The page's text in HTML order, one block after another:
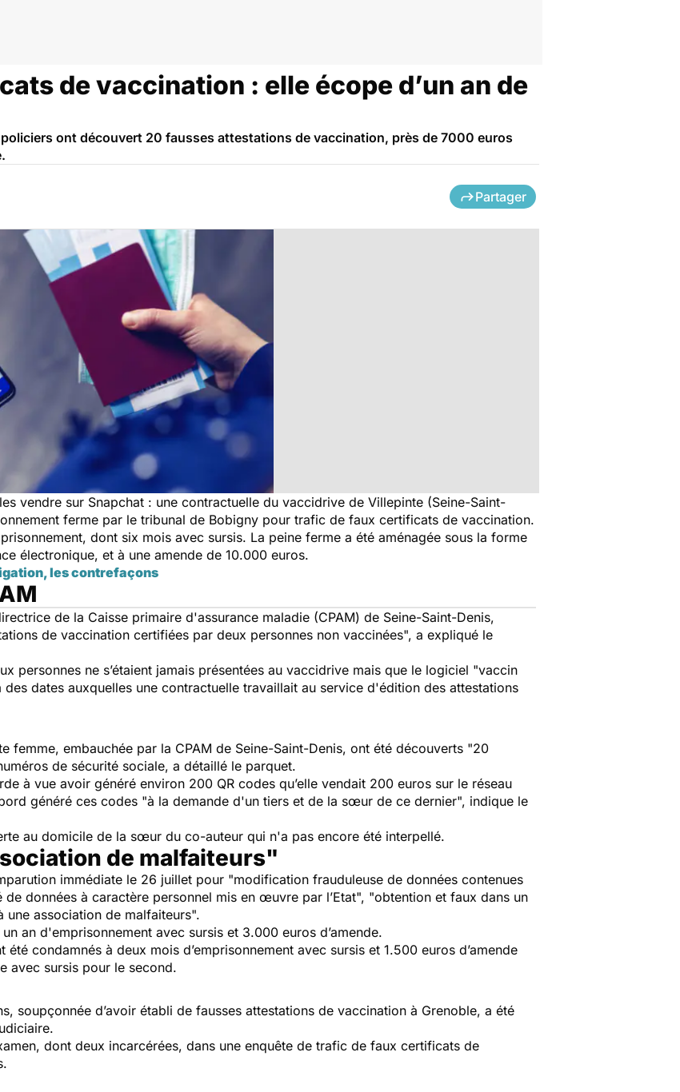
de vaccination : elle écope d’un an de
ont découvert 20 fausses attestations de vaccination, près de 7000 euros
Partager
vendre sur Snapchat : une contractuelle du vaccidrive de Villepinte (Seine-Saint-
ferme par le tribunal de Bobigny pour trafic de faux certificats de vaccination.
dont six mois avec sursis. La peine ferme a été aménagée sous la forme
électronique, et à une amende de 10.000 euros.
les contrefaçons
de la Caisse primaire d'assurance maladie (CPAM) de Seine-Saint-Denis,
de vaccination certifiées par deux personnes non vaccinées", a expliqué le
personnes ne s’étaient jamais présentées au vaccidrive mais que le logiciel "vaccin
dates auxquelles une contractuelle travaillait au service d'édition des attestations
femme, embauchée par la CPAM de Seine-Saint-Denis, ont été découverts "20
de sécurité sociale, a détaillé le parquet.
à vue avoir généré environ 200 QR codes qu’elle vendait 200 euros sur le réseau
généré ces codes "à la demande d'un tiers et de la sœur de ce dernier", indique le
au domicile de la sœur du co-auteur qui n'a pas encore été interpellé.
de malfaiteurs"
immédiate le 26 juillet pour "modification frauduleuse de données contenues
données à caractère personnel mis en œuvre par l’Etat", "obtention et faux dans un
une association de malfaiteurs".
an d'emprisonnement avec sursis et 3.000 euros d’amende.
condamnés à deux mois d’emprisonnement avec sursis et 1.500 euros d’amende
avec sursis pour le second.
soupçonnée d’avoir établi de fausses attestations de vaccination à Grenoble, a été
dont deux incarcérées, dans une enquête de trafic de faux certificats de